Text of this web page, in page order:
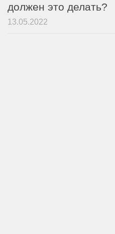
должен это делать?
13.05.2022